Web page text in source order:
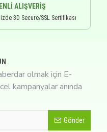
ALIŞVERIŞ
3D Secure/SSL Sertifikası
olmak için E-
kampanyalar anında
Gönder